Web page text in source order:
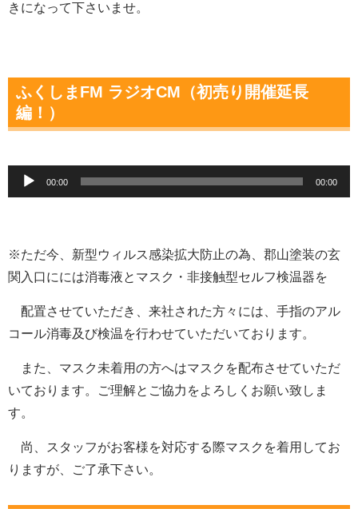
きになって下さいませ。
ふくしまFM ラジオCM（初売り開催延長
編！）
声
ヤ
00:00 00:00
※ただ今、新型ウィルス感染拡大防止の為、郡山塗装の玄
関入口にには消毒液とマスク・非接触型セルフ検温器を
配置させていただき、来社された方々には、手指のアル
コール消毒及び検温を行わせていただいております。
また、マスク未着用の方へはマスクを配布させていただ
いております。ご理解とご協力をよろしくお願い致しま
す。
尚、スタッフがお客様を対応する際マスクを着用してお
りますが、ご了承下さい。